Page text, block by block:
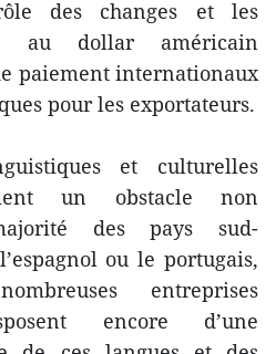
des changes et les
au dollar américain
paiement internationaux
pour les exportateurs.
et culturelles
un obstacle non
des pays sud-
ou le portugais,
entreprises
encore d’une